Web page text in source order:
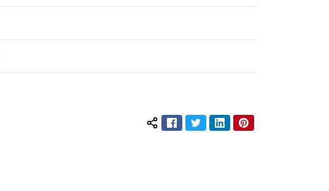
Compartilhar conteúdo:
FacebookTwitterLinkedInPinterest